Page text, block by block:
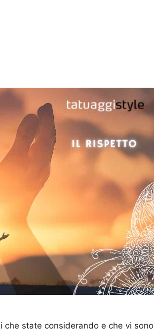
state considerando e che vi sono